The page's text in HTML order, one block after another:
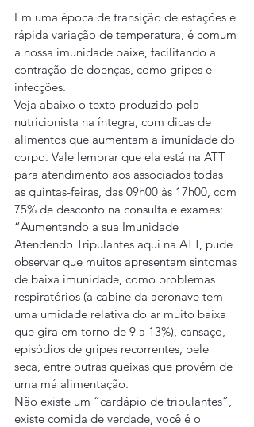
Em uma época de transição de estações e
rápida variação de temperatura, é comum
a nossa imunidade baixe, facilitando a
contração de doenças, como gripes e
infecções.
Veja abaixo o texto produzido pela
nutricionista na íntegra, com dicas de
alimentos que aumentam a imunidade do
corpo. Vale lembrar que ela está na ATT
para atendimento aos associados todas
as quintas-feiras, das 09h00 às 17h00, com
75% de desconto na consulta e exames:
“Aumentando a sua Imunidade
Atendendo Tripulantes aqui na ATT, pude
observar que muitos apresentam sintomas
de baixa imunidade, como problemas
respiratórios (a cabine da aeronave tem
uma umidade relativa do ar muito baixa
que gira em torno de 9 a 13%), cansaço,
episódios de gripes recorrentes, pele
seca, entre outras queixas que provém de
uma má alimentação.
Não existe um “cardápio de tripulantes”,
existe comida de verdade, você é o